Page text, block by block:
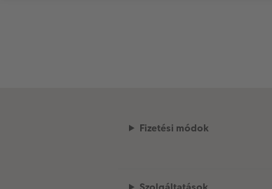
Fizetési módok